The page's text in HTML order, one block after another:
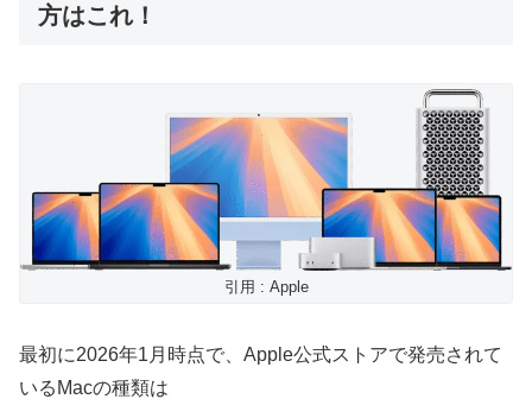
方はこれ！
引用 : Apple
最初に2026年1月時点で、Apple公式ストアで発売されて
いるMacの種類は